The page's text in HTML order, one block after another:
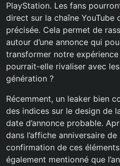
PlayStation. Les fans
direct sur la chaîne YouTube
précisée. Cela permet de
autour d’une annonce qui
transformer notre expérience
pourrait-elle rivaliser avec
génération ?
Récemment, un leaker bien
des indices sur le design de
date d’annonce probable.
dans l’affiche anniversaire
confirmation de ces
également mentionné que